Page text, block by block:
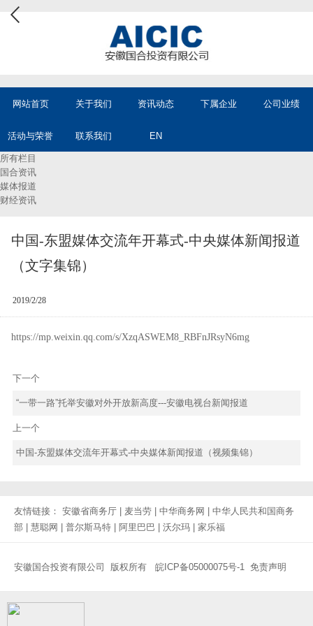
网站首页 关于我们 资讯动态 下属企业 公司业绩
活动与荣誉 联系我们 EN
所有栏目
国合资讯
媒体报道
财经资讯
中国-东盟媒体交流年开幕式-中央媒体新闻报道
（文字集锦）
2019/2/28
https://mp.weixin.qq.com/s/XzqASWEM8_RBFnJRsyN6mg
下一个
“一带一路”托举安徽对外开放新高度---安徽电视台新闻报道
上一个
中国-东盟媒体交流年开幕式-中央媒体新闻报道（视频集锦）
友情链接： 安徽省商务厅 麦当劳 中华商务网
中华人民共和国商务
部
慧聪网 普尔斯马特 阿里巴巴 沃尔玛 家乐福
安徽国合投资有限公司 版权所有 皖ICP备05000075号-1 免责声明